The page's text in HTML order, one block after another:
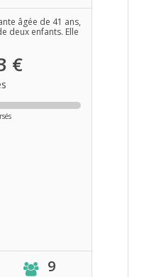
âgée de 41 ans,
deux enfants. Elle
€
9